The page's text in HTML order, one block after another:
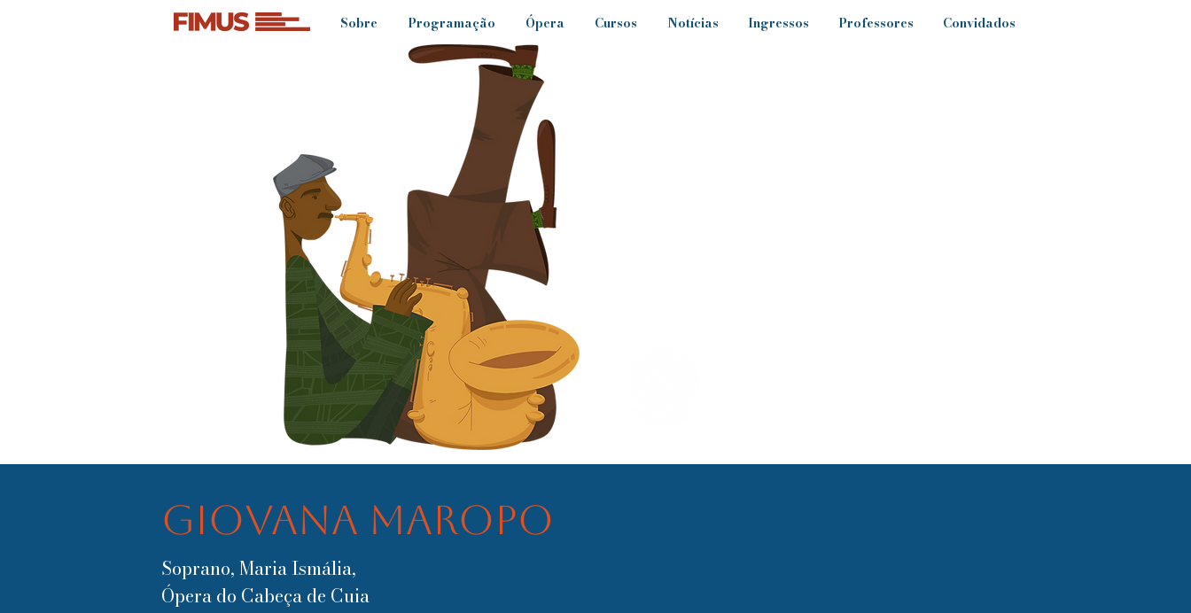
Sobre Programação Ópera Cursos Notícias Ingressos Professores Convidados
Giovana Maropo
Soprano, Maria Ismália,
Ópera do Cabeça de Cuia